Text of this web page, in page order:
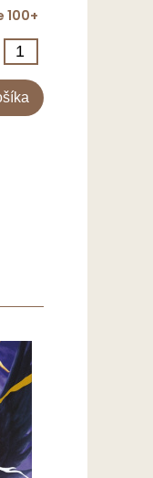
100+